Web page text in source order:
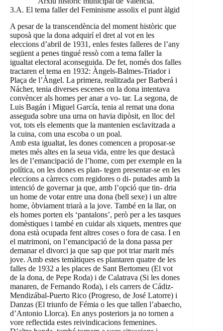
3.A. El tema faller del Feminisme assolix el punt àlgid
A pesar de la transcendència del moment històric que
suposà que la dona adquirí el dret al vot en les
eleccions d’abril de 1931, enles festes falleres de l’any
següent a penes tingué ressò com a tema faller la
igualtat electoral aconseguida. De fet, només dos falles
tractaren el tema en 1932: Àngels-Balmes-Triador i
Plaça de l’Àngel. La primera, realitzada per Barberá i
Nácher, tenia diverses escenes on la dona intentava
convèncer als homes per anar a vo- tar. La segona, de
Luis Bagán i Miguel García, tenia al remat una dona
asseguda sobre una urna on havia dipòsit, en lloc del
vot, tots els elements que la mantenien esclavitzada a
la cuina, com una escoba o un poal.
Amb esta igualtat, les dones comencen a proposar-se
metes més altes en la seua vida, entre les que destacà
les de l’emancipació de l’home, com per exemple en la
política, on les dones es plan- tegen presentar-se en les
eleccions a càrrecs com regidores o di- putades amb la
intenció de governar ja que, amb l’opció que tin- dria
un home de votar entre una dona (bell sexe) i un altre
home, òbviament triarà a la jove. També en la llar, on
els homes porten els ‘pantalons’, però per a les tasques
domèstiques i també en cuidar als xiquets, mentres que
dona està ocupada fent altres coses o fora de casa. I en
el matrimoni, on l’emancipació de la dona passa per
demanar el divorci ja que sap que pot triar marit més
jove. Amb estes temàtiques es plantaren quatre de les
falles de 1932 a les places de Sant Bertomeu (El vot
de la dona, de Pepe Roda) i de Calatrava (Si les dones
manaren, de Fernando Roda), i els carrers de Cádiz-
Mendizábal-Puerto Rico (Progreso, de José Latorre) i
Danzas (El triunfo de Fémia o les que tallen l’abaecho,
d’Antonio Llorca). En anys posteriors ja no tornen a
vore reflectida estes reivindicacions femenines.